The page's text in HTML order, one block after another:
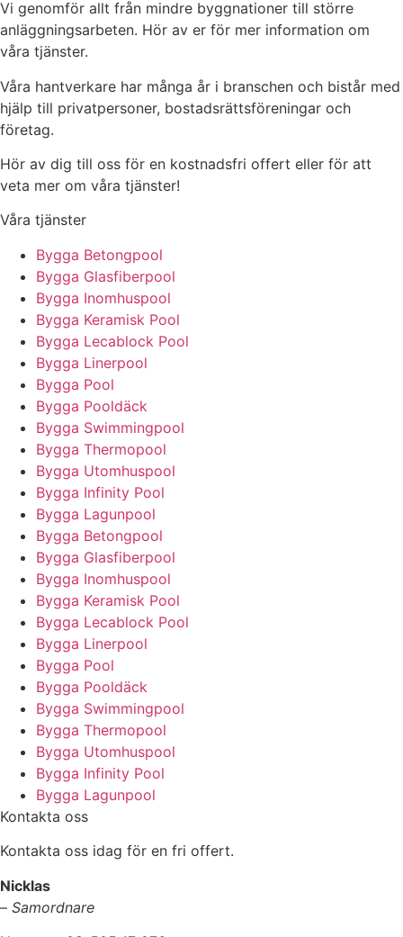
Vi genomför allt från mindre byggnationer till större
anläggningsarbeten. Hör av er för mer information om
våra tjänster.
Våra hantverkare har många år i branschen och bistår med
hjälp till privatpersoner, bostadsrättsföreningar och
företag.
Hör av dig till oss för en kostnadsfri offert eller för att
veta mer om våra tjänster!
Våra tjänster
Bygga Betongpool
Bygga Glasfiberpool
Bygga Inomhuspool
Bygga Keramisk Pool
Bygga Lecablock Pool
Bygga Linerpool
Bygga Pool
Bygga Pooldäck
Bygga Swimmingpool
Bygga Thermopool
Bygga Utomhuspool
Bygga Infinity Pool
Bygga Lagunpool
Bygga Betongpool
Bygga Glasfiberpool
Bygga Inomhuspool
Bygga Keramisk Pool
Bygga Lecablock Pool
Bygga Linerpool
Bygga Pool
Bygga Pooldäck
Bygga Swimmingpool
Bygga Thermopool
Bygga Utomhuspool
Bygga Infinity Pool
Bygga Lagunpool
Kontakta oss
Kontakta oss idag för en fri offert.
Nicklas
– Samordnare